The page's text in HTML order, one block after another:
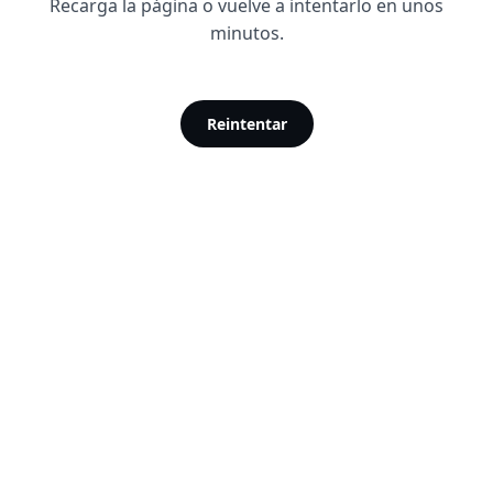
Recarga la página o vuelve a intentarlo en unos
minutos.
Reintentar